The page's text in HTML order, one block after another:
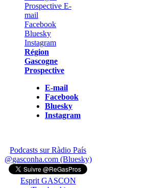
Région
Gascogne
Prospective
E-mail
Facebook
Bluesky
Instagram
Podcasts sur Ràdio País
@gasconha.com (Bluesky)
Esprit GASCON